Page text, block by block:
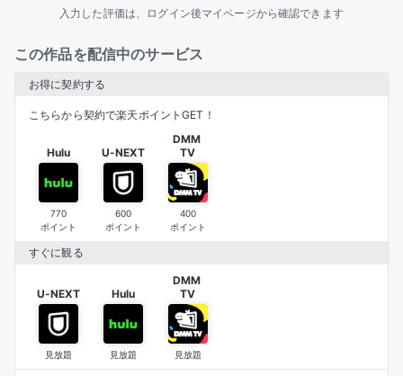
入力した評価は、ログイン後マイページから確認できます
この作品を配信中のサービス
お得に契約する
こちらから契約で楽天ポイントGET！
Hulu
770
ポイント
U-NEXT
600
ポイント
DMM
TV
400
ポイント
すぐに観る
U-NEXT
見放題
Hulu
見放題
DMM
TV
見放題